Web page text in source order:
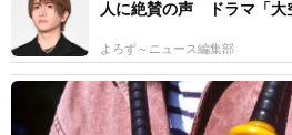
人に絶賛の声 ドラマ「
よろず～ニュース編集部